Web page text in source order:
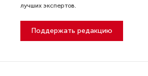
лучших экспертов.
Поддержать редакцию